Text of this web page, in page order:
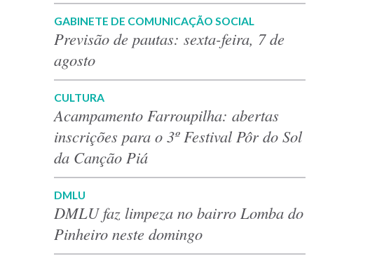
GABINETE DE COMUNICAÇÃO SOCIAL
Previsão de pautas: sexta-feira, 7 de
agosto
CULTURA
Acampamento Farroupilha: abertas
inscrições para o 3º Festival Pôr do Sol
da Canção Piá
DMLU
DMLU faz limpeza no bairro Lomba do
Pinheiro neste domingo